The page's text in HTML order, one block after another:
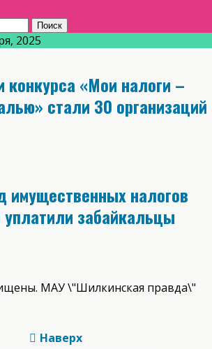
2025
конкурса «Мои налоги –
стали 30 организаций
имущественных налогов
уплатили забайкальцы
МАУ \"Шилкинская правда\"
Наверх